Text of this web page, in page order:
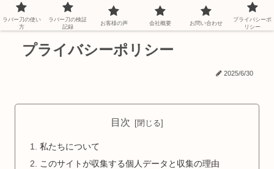
プライバシーポリシー
2025/6/30
目次
私たちについて
このサイトが収集する個人データと収集の理由
ラバー刀の使い
方
ラバー刀の検証
記録
お客様の声 会社概要 お問い合わせ
プライバシーポ
リシー